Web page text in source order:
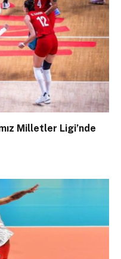
Milletler Ligi’nde